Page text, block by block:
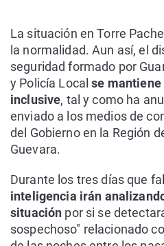
La situación en Torre
la normalidad. Aun así, el
seguridad formado por
y Policía Local se
inclusive, tal y como ha
enviado a los medios de
del Gobierno en la Región
Guevara.
Durante los tres días que
inteligencia irán
situación por si se
sospechoso" relacionado